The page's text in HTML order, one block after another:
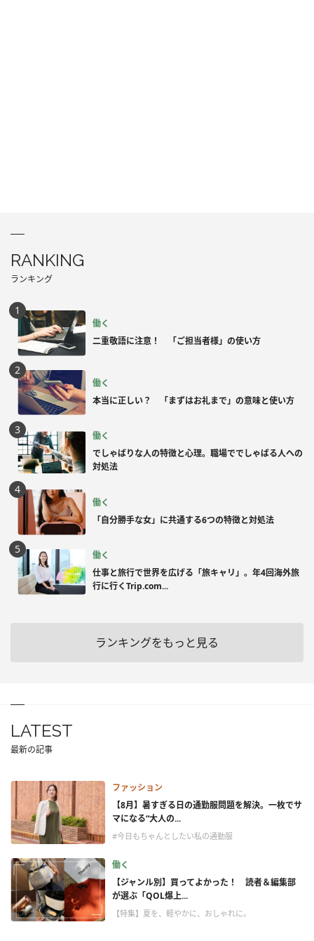
RANKING
ランキング
働く
二重敬語に注意！ 「ご担当者様」の使い方
働く
本当に正しい？ 「まずはお礼まで」の意味と使い方
働く
でしゃばりな人の特徴と心理。職場ででしゃばる人への
対処法
働く
「自分勝手な女」に共通する6つの特徴と対処法
働く
仕事と旅行で世界を広げる「旅キャリ」。年4回海外旅
行に行くTrip.com...
ランキングをもっと見る
LATEST
最新の記事
ファッション
【8月】暑すぎる日の通勤服問題を解決。一枚でサ
マになる“大人の...
#今日もちゃんとしたい私の通勤服
働く
【ジャンル別】買ってよかった！ 読者＆編集部
が選ぶ「QOL爆上...
【特集】夏を、軽やかに、おしゃれに。